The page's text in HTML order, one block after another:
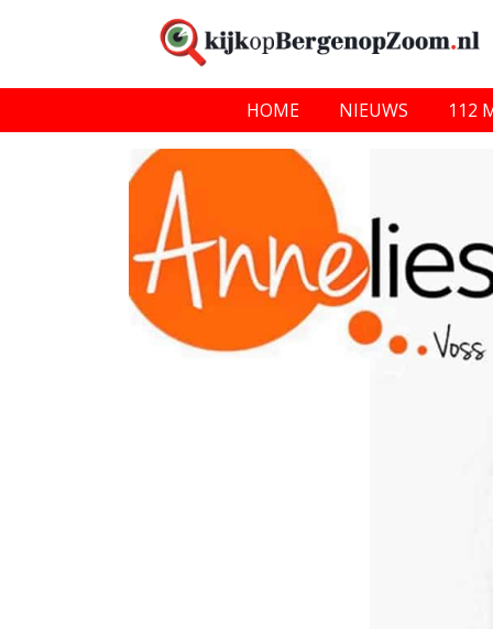
HOME NIEUWS 112